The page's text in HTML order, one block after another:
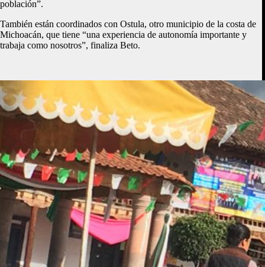
población”.
También están coordinados con Ostula, otro municipio de la costa de
Michoacán, que tiene “una experiencia de autonomía importante y
trabaja como nosotros”, finaliza Beto.